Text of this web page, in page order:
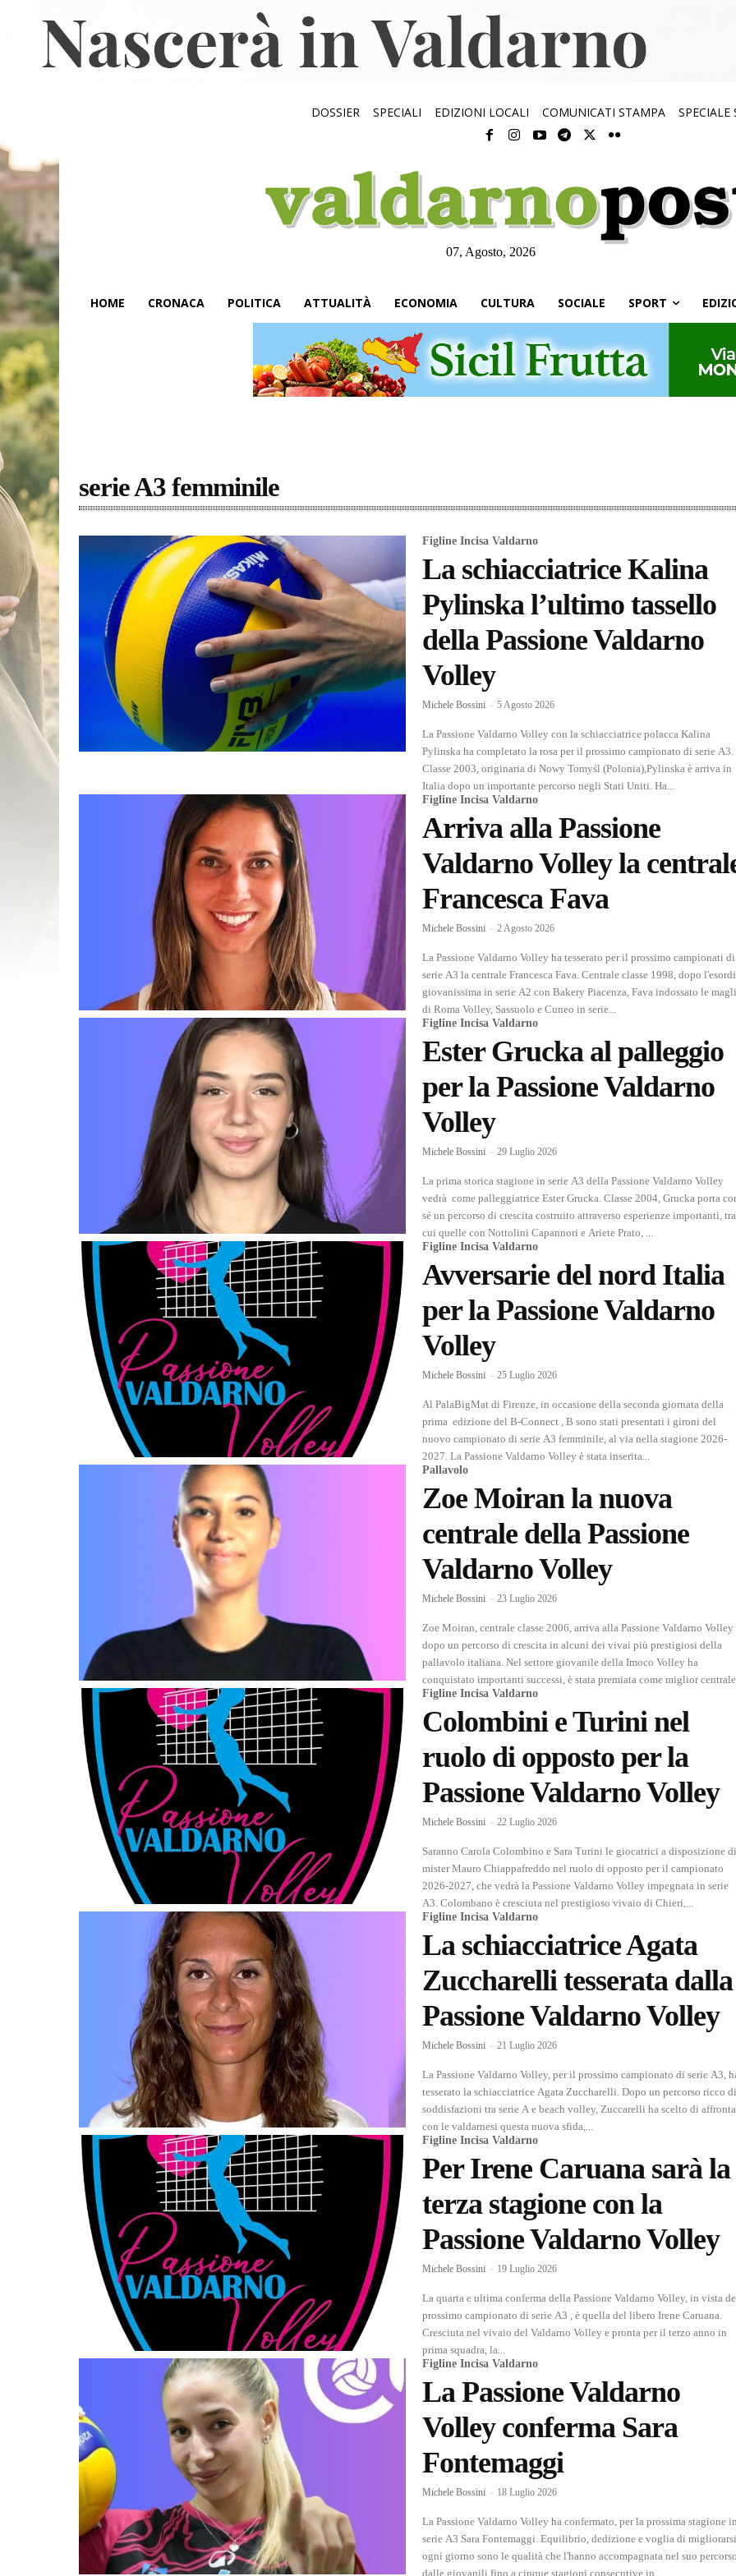
DOSSIER SPECIALI EDIZIONI LOCALI COMUNICATI STAMPA SPECIALE
07, Agosto, 2026
HOME CRONACA POLITICA ATTUALITÀ ECONOMIA CULTURA SOCIALE SPORT
serie A3 femminile
Figline Incisa Valdarno
La schiacciatrice Kalina
Pylinska l’ultimo tassello
della Passione Valdarno
Volley
Michele Bossini - 5 Agosto 2026
La Passione Valdarno Volley con la schiacciatrice polacca Kalina
Pylinska ha completato la rosa per il prossimo campionato di serie A3.
Classe 2003, originaria di Nowy Tomyśl (Polonia),Pylinska è arriva in
Italia dopo un importante percorso negli Stati Uniti. Ha...
Figline Incisa Valdarno
Arriva alla Passione
Valdarno Volley la
Francesca Fava
Michele Bossini - 2 Agosto 2026
La Passione Valdarno Volley ha tesserato per il prossimo campionati di
serie A3 la centrale Francesca Fava. Centrale classe 1998, dopo l'esordio
giovanissima in serie A2 con Bakery Piacenza, Fava indossato le
di Roma Volley, Sassuolo e Cuneo in serie...
Figline Incisa Valdarno
Ester Grucka al palleggio
per la Passione Valdarno
Volley
Michele Bossini - 29 Luglio 2026
La prima storica stagione in serie A3 della Passione Valdarno Volley
vedrà come palleggiatrice Ester Grucka. Classe 2004, Grucka porta con
sé un percorso di crescita costruito attraverso esperienze importanti, tra
cui quelle con Nottolini Capannori e Ariete Prato, ...
Figline Incisa Valdarno
Avversarie del nord Italia
per la Passione Valdarno
Volley
Michele Bossini - 25 Luglio 2026
Al PalaBigMat di Firenze, in occasione della seconda giornata della
prima edizione del B-Connect , B sono stati presentati i gironi del
nuovo campionato di serie A3 femminile, al via nella stagione 2026-
2027. La Passione Valdarno Volley è stata inserita...
Pallavolo
Zoe Moiran la nuova
centrale della Passione
Valdarno Volley
Michele Bossini - 23 Luglio 2026
Zoe Moiran, centrale classe 2006, arriva alla Passione Valdarno Volley
dopo un percorso di crescita in alcuni dei vivai più prestigiosi della
pallavolo italiana. Nel settore giovanile della Imoco Volley ha
conquistato importanti successi, è stata premiata come miglior
Figline Incisa Valdarno
Colombini e Turini nel
ruolo di opposto per la
Passione Valdarno Volley
Michele Bossini - 22 Luglio 2026
Saranno Carola Colombino e Sara Turini le giocatrici a disposizione di
mister Mauro Chiappafreddo nel ruolo di opposto per il campionato
2026-2027, che vedrà la Passione Valdarno Volley impegnata in serie
A3. Colombano è cresciuta nel prestigioso vivaio di Chieri,...
Figline Incisa Valdarno
La schiacciatrice Agata
Zuccharelli tesserata dalla
Passione Valdarno Volley
Michele Bossini - 21 Luglio 2026
La Passione Valdarno Volley, per il prossimo campionato di serie A3,
tesserato la schiacciatrice Agata Zuccharelli. Dopo un percorso ricco di
soddisfazioni tra serie A e beach volley, Zuccarelli ha scelto di
con le valdarnesi questa nuova sfida,...
Figline Incisa Valdarno
Per Irene Caruana sarà la
terza stagione con la
Passione Valdarno Volley
Michele Bossini - 19 Luglio 2026
La quarta e ultima conferma della Passione Valdarno Volley, in vista
prossimo campionato di serie A3 , è quella del libero Irene Caruana.
Cresciuta nel vivaio del Valdarno Volley e pronta per il terzo anno in
prima squadra, la...
Figline Incisa Valdarno
La Passione Valdarno
Volley conferma Sara
Fontemaggi
Michele Bossini - 18 Luglio 2026
La Passione Valdarno Volley ha confermato, per la prossima stagione
serie A3 Sara Fontemaggi. Equilibrio, dedizione e voglia di migliorarsi
ogni giorno sono le qualità che l'hanno accompagnata nel suo
dalle giovanili fino a cinque stagioni consecutive in...